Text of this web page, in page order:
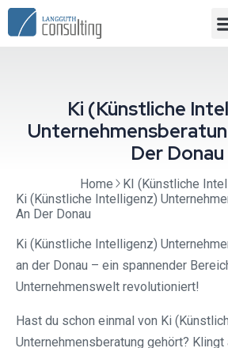
Ki (Künstliche
Der Donau
Home
KI (Künstliche
Ki (Künstliche Intelligenz)
An Der Donau
Ki (Künstliche Intelligenz)
an der Donau – ein spannender
Unternehmenswelt revolutioniert!
Hast du schon einmal von Ki
Unternehmensberatung gehört? Klingt